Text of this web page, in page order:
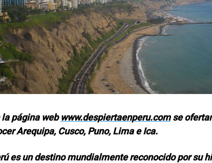
la página webwww.despiertaenperu.comse
Arequipa, Cusco, Puno, Lima e Ica.
es un destino mundialmente reconocido por su